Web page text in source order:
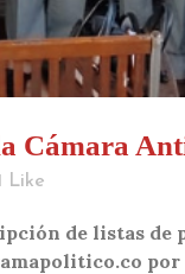
Cámara
Like
de listas